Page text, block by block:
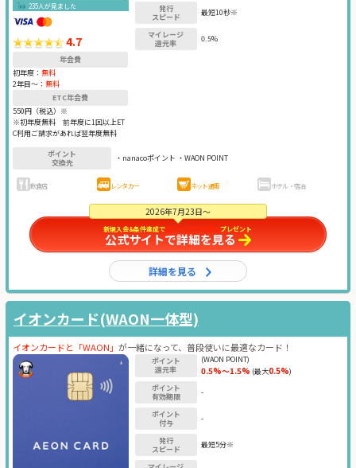
235人が見ました
4.7
年会費
初年度： 無料
2年目〜： 無料
ETC年会費
550円（税込）※
※初年度無料 前年度に1回以上ET
C利用ご請求があれば翌年度無料
発行
スピード
最短10秒※
マイレージ
還元率
0.5%
ポイント
交換先
・nanacoポイント ・WAON POINT
飲食店 レンタカー ネット通販 ホテル・宿泊
新規入会&条件達成で プレゼント
2026年7月23日～
公式サイトで詳細を見る
詳細を見る
イオンカード(WAON一体型)
イオンカードと「WAON」 が一緒になって、普段使いに最適なカード！
ポイント
還元率
(WAON POINT)
0.5%～1.5% (最大0.5%)
ポイント
有効期限
-
ポイント
付与
-
発行
スピード
最短5分※